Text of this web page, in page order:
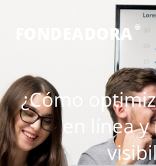
FONDEADORA ®
¿Cómo
en línea